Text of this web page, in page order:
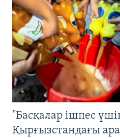
"Басқалар ішпес
Қырғызстандағы